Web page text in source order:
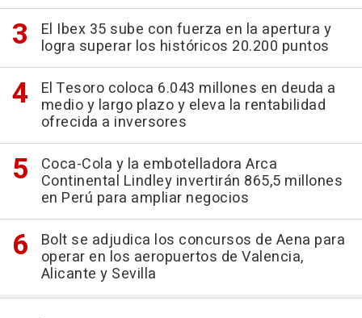
El Ibex 35 sube con fuerza en la apertura y
logra superar los históricos 20.200 puntos
El Tesoro coloca 6.043 millones en deuda a
medio y largo plazo y eleva la rentabilidad
ofrecida a inversores
Coca-Cola y la embotelladora Arca
Continental Lindley invertirán 865,5 millones
en Perú para ampliar negocios
Bolt se adjudica los concursos de Aena para
operar en los aeropuertos de Valencia,
Alicante y Sevilla